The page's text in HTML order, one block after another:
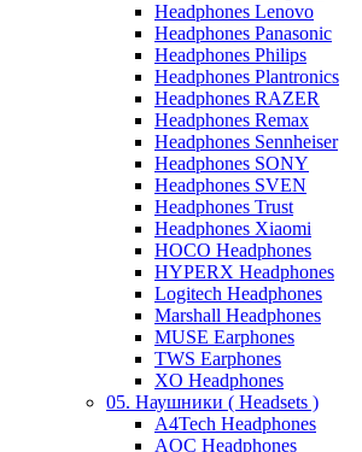
Headphones Lenovo
Headphones Panasonic
Headphones Philips
Headphones Plantronics
Headphones RAZER
Headphones Remax
Headphones Sennheiser
Headphones SONY
Headphones SVEN
Headphones Trust
Headphones Xiaomi
HOCO Headphones
HYPERX Headphones
Logitech Headphones
Marshall Headphones
MUSE Earphones
TWS Earphones
XO Headphones
05. Наушники ( Headsets )
A4Tech Headphones
AOC Headphones